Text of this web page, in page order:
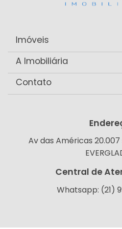
Imóveis
A Imobiliária
Contato
Av das Américas
Central de
Whatsapp: (21)